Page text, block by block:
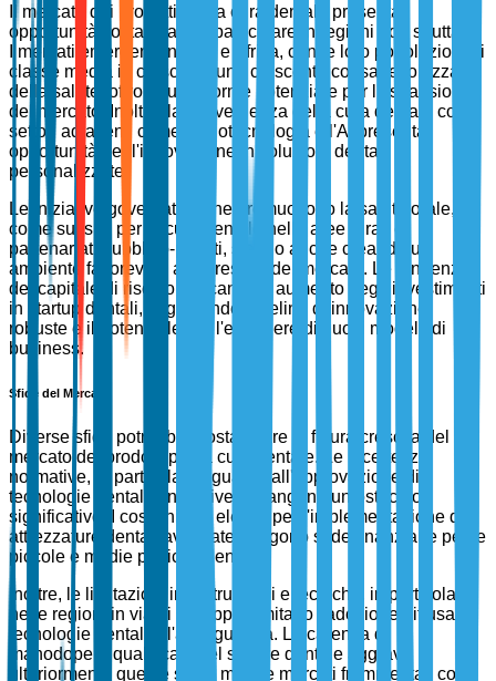
Il mercato dei prodotti per la cura dentale presenta
opportunità sostanziali, in particolare in regioni non sfruttate.
I mercati emergenti in Asia e Africa, con le loro popolazioni di
classe media in crescita e una crescente consapevolezza
della salute, offrono un enorme potenziale per l'espansione
del mercato. Inoltre, la convergenza della cura dentale con
settori adiacenti come la biotecnologia e l'AI presenta
opportunità per l'innovazione in soluzioni dentali
personalizzate.
Le iniziative governative che promuovono la salute orale,
come sussidi per la cura dentale nelle aree rurali e
partenariati pubblico-privati, stanno anche creando un
ambiente favorevole alla crescita del mercato. Le tendenze
del capitale di rischio indicano un aumento degli investimenti
in startup dentali, segnalando pipeline di innovazione
robuste e il potenziale per l'emergere di nuovi modelli di
business.
Sfide del Mercato
Diverse sfide potrebbero ostacolare la futura crescita del
mercato dei prodotti per la cura dentale. Le incertezze
normative, in particolare riguardo all'approvazione di
tecnologie dentali innovative, rimangono un ostacolo
significativo. I costi iniziali elevati per l'implementazione di
attrezzature dentali avanzate pongono sfide finanziarie per le
piccole e medie pratiche dentali.
Inoltre, le limitazioni infrastrutturali e tecniche, in particolare
nelle regioni in via di sviluppo, limitano l'adozione diffusa di
tecnologie dentali all'avanguardia. La carenza di
manodopera qualificata nel settore dentale aggrava
ulteriormente queste sfide, mentre mercati frammentati con